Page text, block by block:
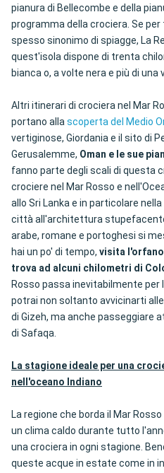
pianura di Bellecombe e della
programma della crociera. Se per
spesso sinonimo di spiagge, La
quest'isola dispone di trenta
bianca o, a volte nera e più di
Altri itinerari di crociera nel Mar
portano allascoperta del Medio
vertiginose, Giordania e il sito di
Gerusalemme, Oman e le sue
fanno parte degli scali di questa
crociere nel Mar Rosso e
allo Sri Lanka e in particolare
città all'architettura
arabe, romane e portoghesi si
hai un po' di tempo, visita
trova ad alcuni chilometri di
Rosso passa inevitabilmente per
potrai non soltanto avvicinarti
di Gizeh, ma anche passeggiare
di Safaqa.
La stagione ideale per una
nell'oceano Indiano
La regione che borda il Mar
un clima caldo durante tutto
una crociera in ogni stagione.
queste acque in estate come in